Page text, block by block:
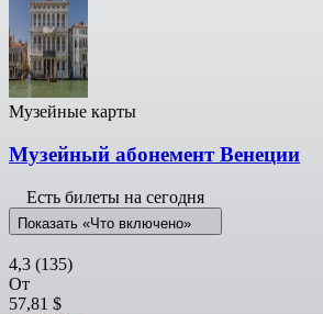
Музейные карты
Музейный абонемент Венеции
Есть билеты на сегодня
Показать «Что включено»
4,3 (135)
От
57,81 $